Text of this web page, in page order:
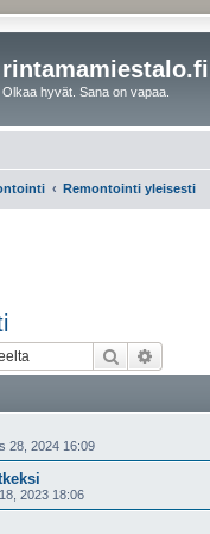
rintamamiestalo.fi
Olkaa hyvät. Sana on vapaa.
Remontointi yleisesti
Etsi
28, 2024 16:09
2023 18:06